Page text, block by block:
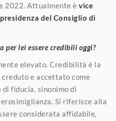
2022. Attualmente è vice
del Consiglio di
per lei essere credibili oggi?
elevato. Credibilità è la
e accettato come
di fiducia, sinonimo di
Si riferisce alla
considerata affidabile,